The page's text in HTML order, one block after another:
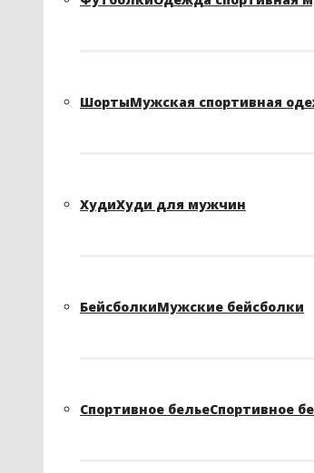
ШортыМужская спортивная
ХудиХуди для мужчин
БейсболкиМужские бейсболки
Спортивное бельеСпортивное